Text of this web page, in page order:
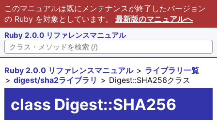
このマニュアルは既にメンテナンスが終了したバージョン
の Ruby を対象としています。 最新版のマニュアルへ
Ruby 2.0.0 リファレンスマニュアル
Ruby 2.0.0 リファレンスマニュアル
ライブラリ一覧
digest/sha2ライブラリ
Digest::SHA256クラス
class Digest::SHA256